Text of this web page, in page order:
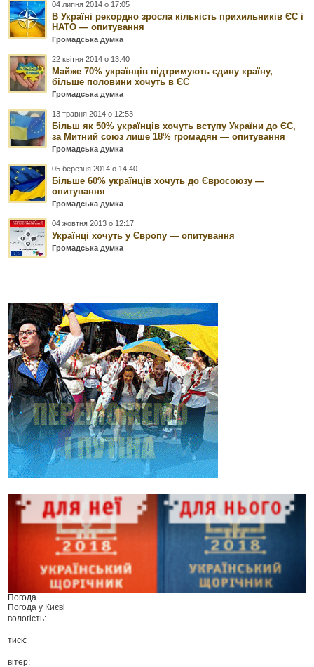
04 липня 2014 о 17:05
В Україні рекордно зросла кількість прихильників ЄС і
НАТО — опитування
Громадська думка
22 квітня 2014 о 13:40
Майже 70% українців підтримують єдину країну,
більше половини хочуть в ЄС
Громадська думка
13 травня 2014 о 12:53
Більш як 50% українців хочуть вступу України до ЄС,
за Митний союз лише 18% громадян — опитування
Громадська думка
05 березня 2014 о 14:40
Більше 60% українців хочуть до Євросоюзу —
опитування
Громадська думка
04 жовтня 2013 о 12:17
Українці хочуть у Європу — опитування
Громадська думка
Погода
Погода у Києві
вологість:
тиск:
вітер: